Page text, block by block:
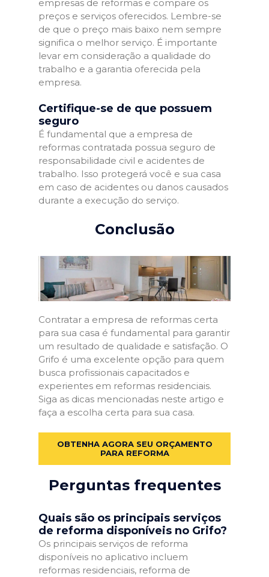
empresas de reformas e compare os
preços e serviços oferecidos. Lembre-se
de que o preço mais baixo nem sempre
significa o melhor serviço. É importante
levar em consideração a qualidade do
trabalho e a garantia oferecida pela
empresa.
Certifique-se de que possuem
seguro
É fundamental que a empresa de
reformas contratada possua seguro de
responsabilidade civil e acidentes de
trabalho. Isso protegerá você e sua casa
em caso de acidentes ou danos causados
durante a execução do serviço.
Conclusão
Contratar a empresa de reformas certa
para sua casa é fundamental para garantir
um resultado de qualidade e satisfação. O
Grifo é uma excelente opção para quem
busca profissionais capacitados e
experientes em reformas residenciais.
Siga as dicas mencionadas neste artigo e
faça a escolha certa para sua casa.
OBTENHA AGORA SEU ORÇAMENTO
PARA REFORMA
Perguntas frequentes
Quais são os principais serviços
de reforma disponíveis no Grifo?
Os principais serviços de reforma
disponíveis no aplicativo incluem
reformas residenciais, reforma de